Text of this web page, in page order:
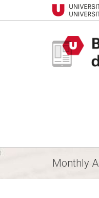
Monthly